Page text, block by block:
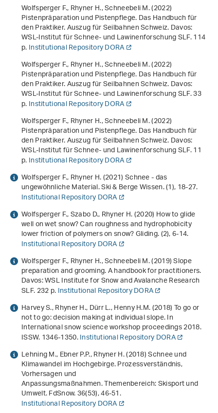
Wolfsperger F., Rhyner H., Schneebeli M. (2022)
Pistenpräparation und Pistenpflege. Das Handbuch für
den Praktiker. Auszug für Seilbahnen Schweiz. Davos:
WSL-Institut für Schnee- und Lawinenforschung SLF. 114
p.Institutional Repository DORA
Wolfsperger F., Rhyner H., Schneebeli M. (2022)
Pistenpräparation und Pistenpflege. Das Handbuch für
den Praktiker. Auszug für Seilbahnen Schweiz. Davos:
WSL-Institut für Schnee- und Lawinenforschung SLF. 33
p.Institutional Repository DORA
Wolfsperger F., Rhyner H., Schneebeli M. (2022)
Pistenpräparation und Pistenpflege. Das Handbuch für
den Praktiker. Auszug für Seilbahnen Schweiz. Davos:
WSL-Institut für Schnee- und Lawinenforschung SLF. 11
p.Institutional Repository DORA
Wolfsperger F., Rhyner H. (2021) Schnee - das
ungewöhnliche Material. Ski & Berge Wissen. (1), 18-27.
Institutional Repository DORA
Wolfsperger F., Szabo D., Rhyner H. (2020) How to glide
well on wet snow? Can roughness and hydrophobicity
lower friction of polymers on snow? Gliding. (2), 6-14.
Institutional Repository DORA
Wolfsperger F., Rhyner H., Schneebeli M. (2019)Slope
preparation and grooming. A handbook for practitioners.
Davos: WSL Institute for Snow and Avalanche Research
SLF. 232 p.Institutional Repository DORA
Harvey S., Rhyner H., Dürr L., Henny H.M. (2018)To go or
not to go: decision making at individual slope. In
International snow science workshop proceedings 2018.
ISSW. 1346-1350.Institutional Repository DORA
Lehning M., Ebner P.P., Rhyner H. (2018) Schnee und
Klimawandel im Hochgebirge. Prozessverständnis,
Vorhersagen und
Anpassungsmaßnahmen. Themenbereich: Skisport und
Umwelt. FdSnow.36(53), 46-51.
Institutional Repository DORA